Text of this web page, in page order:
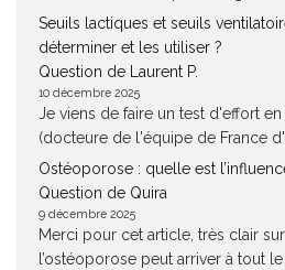
Seuils lactiques et seuils
déterminer et les utiliser ?
Question de Laurent P.
10 décembre 2025
Je viens de faire un test d'effort
(docteure de l'équipe de France
Ostéoporose : quelle est
Question de Quira
9 décembre 2025
Merci pour cet article, très clair
l’ostéoporose peut arriver à tout